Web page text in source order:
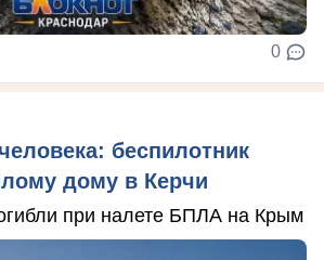
0
беспилотник
дому в Керчи
при налете БПЛА на Крым